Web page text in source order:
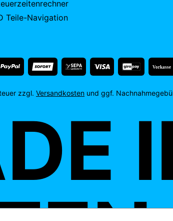
Teile-Navigation
Vorkasse
zzgl. Versandkosten und ggf.
IM